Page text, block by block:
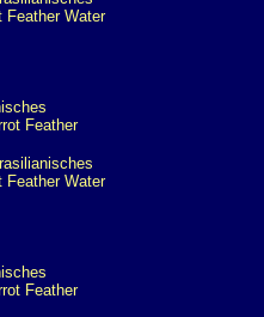
Feather Water
Feather Water